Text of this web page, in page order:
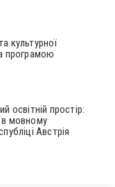
культурної
програмою
освітній простір:
в мовному
Австрія